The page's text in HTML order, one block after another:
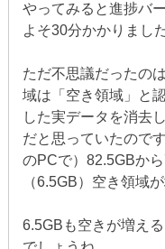
やってみると進捗バ
よそ30分かかりました
ただ不思議だったの
域は「空き領域」と
した実データを消去
だと思っていたので
のPCで）82.5GBか
（6.5GB）空き領域
6.5GBも空きが増え